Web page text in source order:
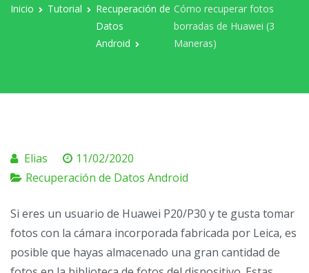
Inicio Tutorial
Recuperación de
Datos
Android
Cómo recuperar fotos
borradas de Huawei (3
Maneras)
Elias
11/02/2020
Recuperación de Datos Android
Si eres un usuario de Huawei P20/P30 y te gusta tomar
fotos con la cámara incorporada fabricada por Leica, es
posible que hayas almacenado una gran cantidad de